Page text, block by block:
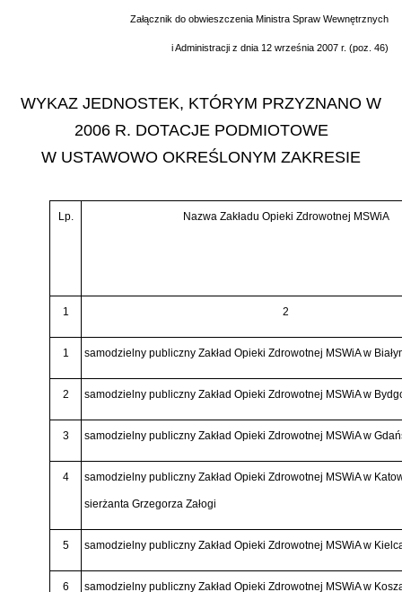
Załącznik do obwieszczenia Ministra Spraw Wewnętrznych
i Administracji z dnia 12 września 2007 r. (poz. 46)
WYKAZ JEDNOSTEK, KTÓRYM PRZYZNANO W
2006 R. DOTACJE PODMIOTOWE
W USTAWOWO OKREŚLONYM ZAKRESIE
Lp. Nazwa Zakładu Opieki Zdrowotnej MSWiA
1 2
1 samodzielny publiczny Zakład Opieki Zdrowotnej MSWiA w
2 samodzielny publiczny Zakład Opieki Zdrowotnej MSWiA w
3 samodzielny publiczny Zakład Opieki Zdrowotnej MSWiA w
4 samodzielny publiczny Zakład Opieki Zdrowotnej MSWiA w
sierżanta Grzegorza Załogi
5 samodzielny publiczny Zakład Opieki Zdrowotnej MSWiA w
6 samodzielny publiczny Zakład Opieki Zdrowotnej MSWiA w